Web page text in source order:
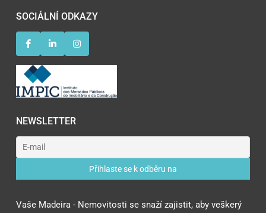
SOCIÁLNÍ ODKAZY
NEWSLETTER
Vaše Madeira - Nemovitosti se snaží zajistit, aby veškerý